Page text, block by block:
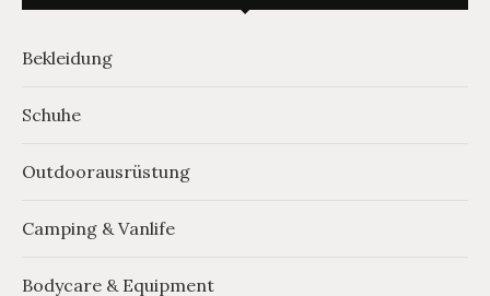
Bekleidung
Schuhe
Outdoorausrüstung
Camping & Vanlife
Bodycare & Equipment